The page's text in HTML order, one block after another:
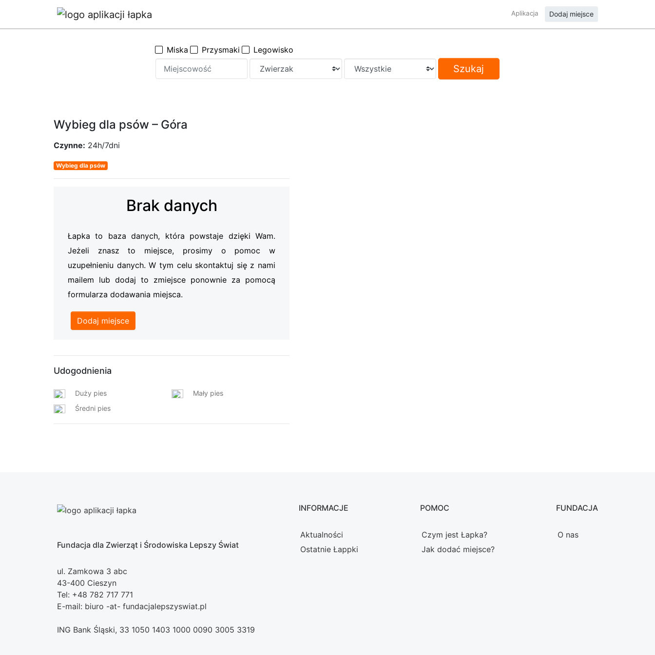
Aplikacja Dodaj miejsce
Miska Przysmaki Legowisko
Szukaj
Wybieg dla psów – Góra
Czynne: 24h/7dni
Wybieg dla psów
Brak danych
Łapka to baza danych, która powstaje dzięki Wam.
Jeżeli znasz to miejsce, prosimy o pomoc w
uzupełnieniu danych. W tym celu skontaktuj się z nami
mailem lub dodaj to zmiejsce ponownie za pomocą
formularza dodawania miejsca.
Dodaj miejsce
Udogodnienia
Duży pies
Mały pies
Średni pies
Fundacja dla Zwierząt i Środowiska Lepszy Świat
ul. Zamkowa 3 abc
43-400 Cieszyn
Tel: +48 782 717 771
E-mail: biuro -at- fundacjalepszyswiat.pl
INFORMACJE
Aktualności
Ostatnie Łappki
POMOC
Czym jest Łapka?
Jak dodać miejsce?
FUNDACJA
O nas
ING Bank Śląski, 33 1050 1403 1000 0090 3005 3319